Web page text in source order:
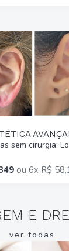
sem cirurgia:
ou 6x R$
E
ver todas